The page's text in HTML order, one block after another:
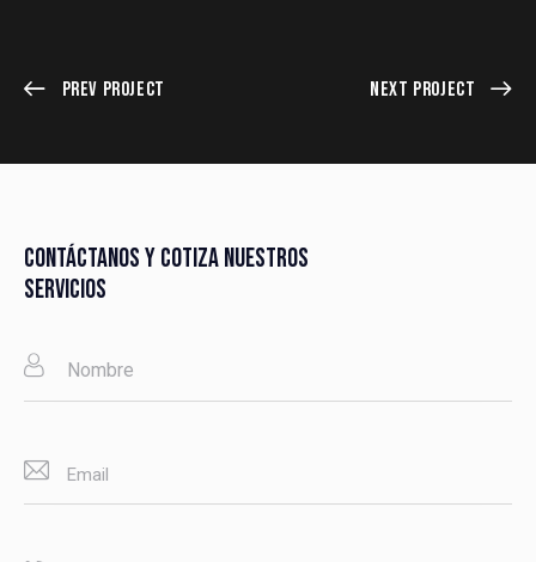
Prev Project Next Project
CONTÁCTANOS Y COTIZA NUESTROS
SERVICIOS